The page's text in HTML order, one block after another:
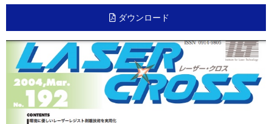
ダウンロード